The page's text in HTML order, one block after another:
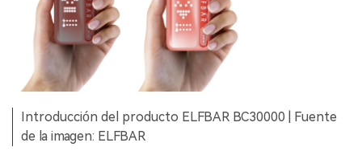
Introducción del producto ELFBAR BC30000 | Fuente
de la imagen: ELFBAR